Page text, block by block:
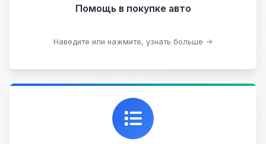
Помощь в покупке авто
Наведите или нажмите, узнать больше →
Подобрать авто
Каталог проверенных автомобилей в отличном
состоянии, где вы можете найти подробную
информацию о каждом авто.